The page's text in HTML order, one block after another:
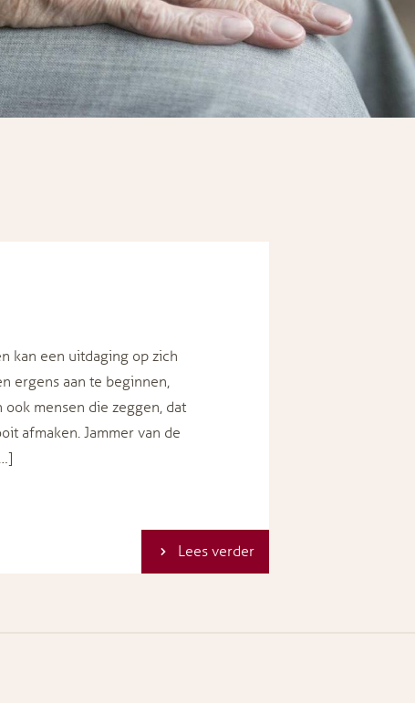
kan een uitdaging op zich
ergens aan te beginnen,
mensen die zeggen, dat
afmaken. Jammer van de
Lees verder